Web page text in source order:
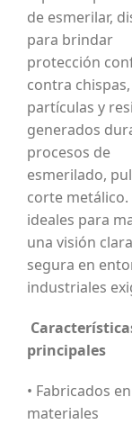
de esmerilar,
para brindar
protección
contra chispas,
partículas y
generados
procesos de
esmerilado,
corte metálico.
ideales para
una visión
segura en
industriales
principales
• Fabricados en
materiales